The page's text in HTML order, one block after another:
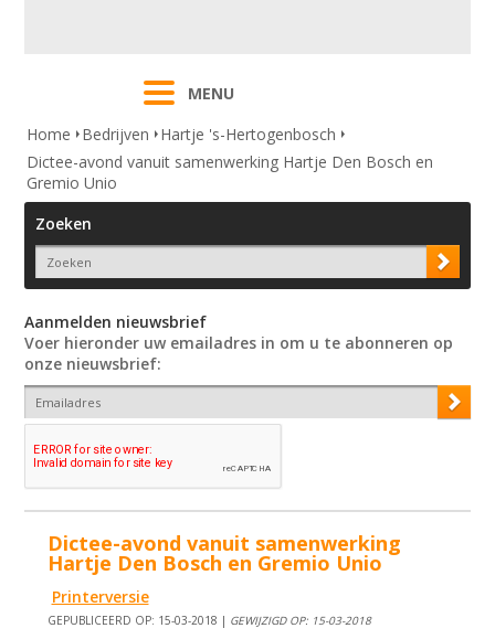
MENU
Home
Bedrijven
Hartje 's-Hertogenbosch
Dictee-avond vanuit samenwerking Hartje Den Bosch en
Gremio Unio
Zoeken
Aanmelden nieuwsbrief
Voer hieronder uw emailadres in om u te abonneren op
onze nieuwsbrief:
Dictee-avond vanuit samenwerking
Hartje Den Bosch en Gremio Unio
Printerversie
GEPUBLICEERD OP: 15-03-2018 | GEWIJZIGD OP: 15-03-2018